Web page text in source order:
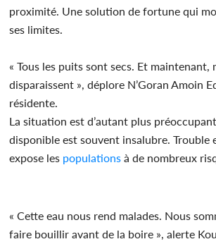
proximité. Une solution de fortune qui
ses limites.
« Tous les puits sont secs. Et maintenant,
disparaissent », déplore N’Goran Amoin
résidente.
La situation est d’autant plus
disponible est souvent insalubre. Trouble
expose les populations à de nombreux
« Cette eau nous rend malades. Nous
faire bouillir avant de la boire », alerte